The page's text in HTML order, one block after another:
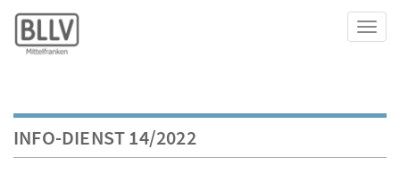
INFO-DIENST 14/2022